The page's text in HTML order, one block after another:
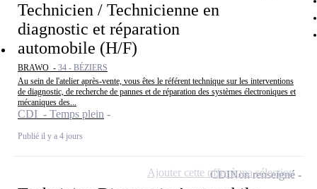
Technicien / Technicienne en
diagnostic et réparation
automobile (H/F)
BRAWO - 34 - BÉZIERS
Au sein de l'atelier après-vente, vous êtes le référent technique sur les interventions
de diagnostic, de recherche de pannes et de réparation des systèmes électroniques et
mécaniques des...
CDI - Temps plein
Publié il y a 4 jours
CDINon renseigné
Ajouter cette offre à ma sélection